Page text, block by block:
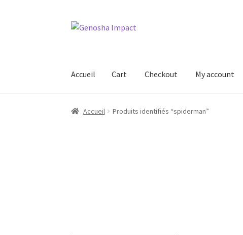
Aller
Aller
Accueil Cart Checkout My account
Accueil Cart Checkout My account Wishlist
Accueil Produits identifiés “spiderman”